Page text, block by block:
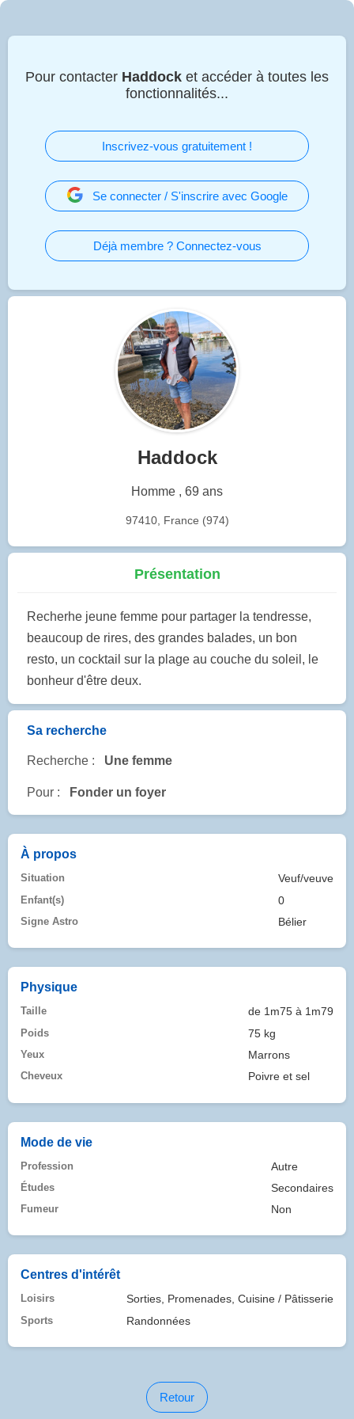
Pour contacter Haddock et accéder à toutes les
fonctionnalités...
Inscrivez-vous gratuitement !
Se connecter / S'inscrire avec Google
Déjà membre ? Connectez-vous
Haddock
Homme , 69 ans
97410, France (974)
Présentation
Recherhe jeune femme pour partager la tendresse,
beaucoup de rires, des grandes balades, un bon
resto, un cocktail sur la plage au couche du soleil, le
bonheur d'être deux.
Sa recherche
Recherche : Une femme
Pour : Fonder un foyer
À propos
Situation Veuf/veuve
Enfant(s) 0
Signe Astro Bélier
Physique
Taille de 1m75 à 1m79
Poids 75 kg
Yeux Marrons
Cheveux Poivre et sel
Mode de vie
Profession Autre
Études Secondaires
Fumeur Non
Centres d'intérêt
Loisirs Sorties, Promenades, Cuisine / Pâtisserie
Sports Randonnées
Retour